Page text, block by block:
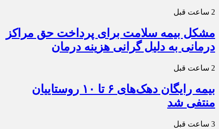
2 ساعت قبل
مشکل بیمه سلامت برای پرداخت حق مراکز
درمانی به دلیل گرانی هزینه درمان
2 ساعت قبل
بیمه رایگان دهک‌های ۶ تا ۱۰ روستاییان
منتفی شد
3 ساعت قبل